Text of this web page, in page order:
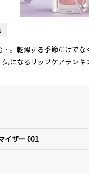
…。乾燥する季節だけでな
になるリップケアランキ
イザー 001